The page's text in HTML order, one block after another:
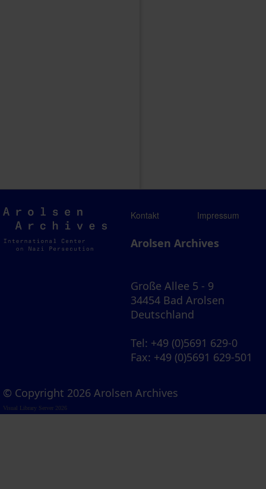
Arolsen
Archives
Kontakt Impressum
Arolsen Archives
Große Allee 5 - 9
34454 Bad Arolsen
Deutschland
Tel: +49 (0)5691 629-0
Fax: +49 (0)5691 629-501
© Copyright 2026 Arolsen Archives
Visual Library Server 2026